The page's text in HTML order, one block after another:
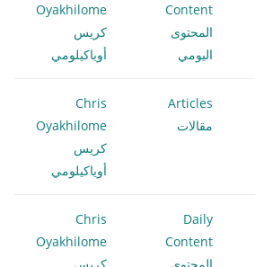
Content
المحتوى
اليومي
Oyakhilome
كريس
أوياكيلومي
Articles
مقالات
Chris
Oyakhilome
كريس
أوياكيلومي
Daily
Content
Chris
Oyakhilome